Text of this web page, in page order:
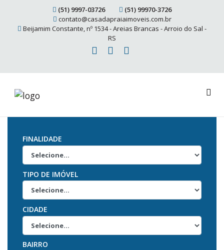
(51) 9997-03726
(51) 99970-3726
contato@casadapraiaimoveis.com.br
Beijamim Constante, nº 1534 - Areias Brancas - Arroio do Sal -
RS
FINALIDADE
TIPO DE IMÓVEL
CIDADE
BAIRRO